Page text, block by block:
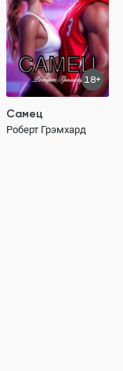
18+
Самец
Роберт Грэмхард